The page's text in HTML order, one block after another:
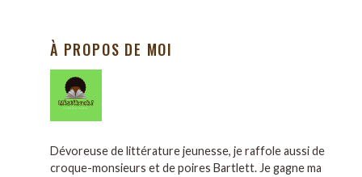
À PROPOS DE MOI
Dévoreuse de littérature jeunesse, je raffole aussi de
croque-monsieurs et de poires Bartlett. Je gagne ma